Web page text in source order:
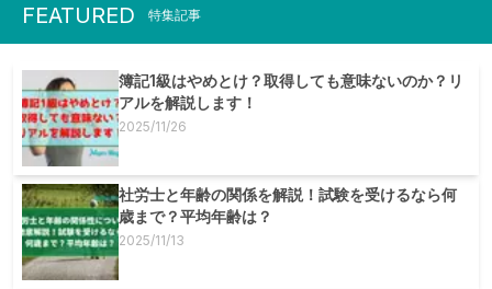
FEATURED 特集記事
簿記1級はやめとけ？取得しても意味ないのか？リ
アルを解説します！
2025/11/26
社労士と年齢の関係を解説！試験を受けるなら何
歳まで？平均年齢は？
2025/11/13